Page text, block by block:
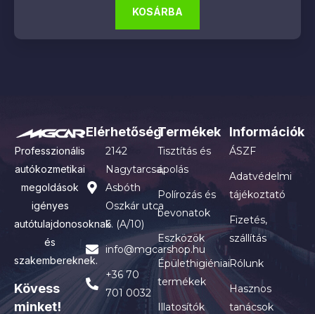
KOSÁRBA
Professzionális
autókozmetikai
megoldások
igényes
autótulajdonosoknak
és
szakembereknek.
Kövess
minket!
Elérhetőség
2142
Nagytarcsa,
Asbóth
Oszkár utca
6. (A/10)
info@mgcarshop.hu
+36 70
701 0032
Termékek
Tisztítás és
ápolás
Polírozás és
bevonatok
Eszközök
Épülethigiéniai
termékek
Illatosítók
Információk
ÁSZF
Adatvédelmi
tájékoztató
Fizetés,
szállítás
Rólunk
Hasznos
tanácsok